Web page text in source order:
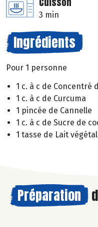
3 min
Ingrédients
Pour 1 personne
1 c. à c de Concentré
1 c. à c de Curcuma
1 pincée de Cannelle
1 c. à c de Sucre de
1 tasse de Lait végétal
Préparation